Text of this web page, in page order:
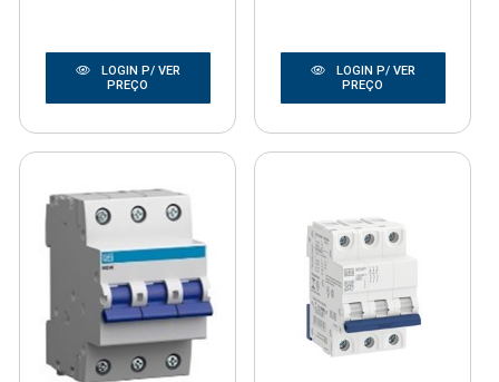
LOGIN P/ VER
PREÇO
LOGIN P/ VER
PREÇO